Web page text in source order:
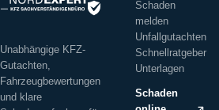
Unabhängige KFZ-
Gutachten,
Fahrzeugbewertungen
und klare
Schaden
melden
Unfallgutachten
Schnellratgeber
Unterlagen
Schaden